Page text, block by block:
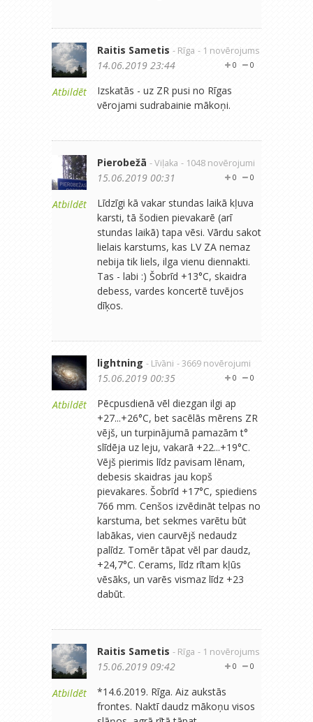
Atbildēt
Raitis Sametis - Rīga - 1 novērojums
0
0
14.06.2019 23:44
Izskatās - uz ZR pusi no Rīgas
vērojami sudrabainie mākoņi.
Atbildēt
Pierobežā - Viļaka - 1048 novērojumi
0
0
15.06.2019 00:31
Līdzīgi kā vakar stundas laikā kļuva
karsti, tā šodien pievakarē (arī
stundas laikā) tapa vēsi. Vārdu sakot
lielais karstums, kas LV ZA nemaz
nebija tik liels, ilga vienu diennakti.
Tas - labi :) Šobrīd +13°C, skaidra
debess, vardes koncertē tuvējos
dīķos.
Atbildēt
lightning - Līvāni - 3669 novērojumi
0
0
15.06.2019 00:35
Pēcpusdienā vēl diezgan ilgi ap
+27...+26°C, bet sacēlās mērens ZR
vējš, un turpinājumā pamazām t°
slīdēja uz leju, vakarā +22...+19°C.
Vējš pierimis līdz pavisam lēnam,
debesis skaidras jau kopš
pievakares. Šobrīd +17°C, spiediens
766 mm. Cenšos izvēdināt telpas no
karstuma, bet sekmes varētu būt
labākas, vien caurvējš nedaudz
palīdz. Tomēr tāpat vēl par daudz,
+24,7°C. Cerams, līdz rītam kļūs
vēsāks, un varēs vismaz līdz +23
dabūt.
Atbildēt
Raitis Sametis - Rīga - 1 novērojums
0
0
15.06.2019 09:42
*14.6.2019. Rīga. Aiz aukstās
frontes. Naktī daudz mākoņu visos